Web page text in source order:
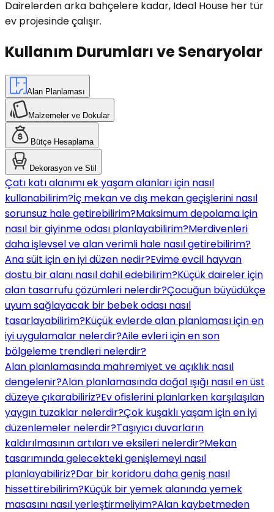
Dairelerden arka bahçelere kadar, Ideal House her tür
ev projesinde çalışır.
Kullanım Durumları ve Senaryolar
Alan Planlaması
Malzemeler ve Dokular
Bütçe Hesaplama
Dekorasyon ve Stil
Çatı katı alanımı ek yaşam alanları için nasıl
kullanabilirim?İç mekan ve dış mekan geçişlerini nasıl
sorunsuz hale getirebilirim?Maksimum depolama için
nasıl bir giyinme odası planlayabilirim?Merdivenleri
daha işlevsel ve alan verimli hale nasıl getirebilirim?
Ana süit için en iyi düzen nedir?Evime evcil hayvan
dostu bir alanı nasıl dahil edebilirim?Küçük daireler için
alan tasarrufu çözümleri nelerdir?Çocuğun büyüdükçe
uyum sağlayacak bir bebek odası nasıl
tasarlayabilirim?Küçük evlerde alan planlaması için en
iyi uygulamalar nelerdir?Aile evleri için en son
bölgeleme trendleri nelerdir?
Alan planlamasında mahremiyet ve açıklık nasıl
dengelenir?Alan planlamasında doğal ışığı nasıl en üst
düzeye çıkarabiliriz?Ev ofislerini planlarken karşılaşılan
yaygın tuzaklar nelerdir?Çok kuşaklı yaşam için en iyi
düzenlemeler nelerdir?Taşıyıcı duvarların
kaldırılmasının artıları ve eksileri nelerdir?Mekan
tasarımında gelecekteki genişlemeyi nasıl
planlayabiliriz?Dar bir koridoru daha geniş nasıl
hissettirebilirim?Küçük bir yemek alanında yemek
masasını nasıl yerleştirmeliyim?Alan kaybetmeden